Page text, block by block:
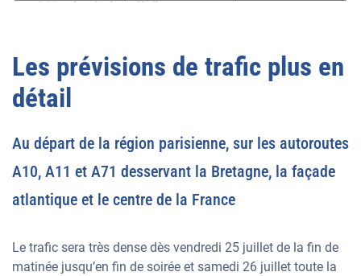
Les prévisions de trafic plus en
détail
Au départ de la région parisienne, sur les autoroutes
A10, A11 et A71 desservant la Bretagne, la façade
atlantique et le centre de la France
Le trafic sera très dense dès vendredi 25 juillet de la fin de
matinée jusqu’en fin de soirée et samedi 26 juillet toute la